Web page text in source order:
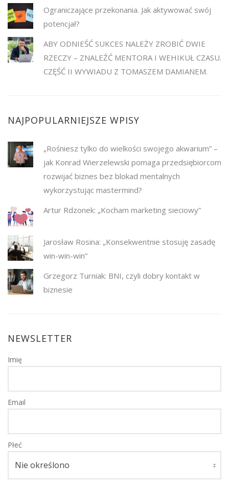
Ograniczające przekonania. Jak aktywować swój
potencjał?
ABY ODNIEŚĆ SUKCES NALEŻY ZROBIĆ DWIE
RZECZY – ZNALEŹĆ MENTORA I WEHIKUŁ CZASU.
CZĘŚĆ II WYWIADU Z TOMASZEM DAMIANEM.
NAJPOPULARNIEJSZE WPISY
„Rośniesz tylko do wielkości swojego akwarium” –
jak Konrad Wierzelewski pomaga przedsiębiorcom
rozwijać biznes bez blokad mentalnych
wykorzystując mastermind?
Artur Rdzonek: „Kocham marketing sieciowy”
Jarosław Rosina: „Konsekwentnie stosuję zasadę
win-win-win”
Grzegorz Turniak: BNI, czyli dobry kontakt w
biznesie
NEWSLETTER
Imię
Email
Płeć